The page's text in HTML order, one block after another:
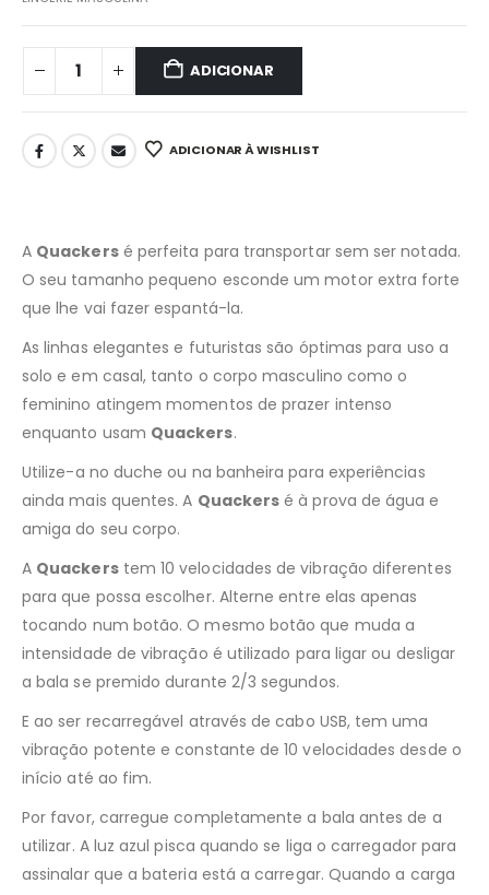
ADICIONAR
ADICIONAR À WISHLIST
A Quackersé perfeita para transportar sem ser notada.
O seu tamanho pequeno esconde um motor extra forte
que lhe vai fazer espantá-la.
As linhas elegantes e futuristas são óptimas para uso a
solo e em casal, tanto o corpo masculino como o
feminino atingem momentos de prazer intenso
enquanto usam Quackers.
Utilize-a no duche ou na banheira para experiências
ainda mais quentes. A Quackers é à prova de água e
amiga do seu corpo.
A Quackerstem 10 velocidades de vibração diferentes
para que possa escolher. Alterne entre elas apenas
tocando num botão. O mesmo botão que muda a
intensidade de vibração é utilizado para ligar ou desligar
a bala se premido durante 2/3 segundos.
E ao ser recarregável através de cabo USB, tem uma
vibração potente e constante de 10 velocidades desde o
início até ao fim.
Por favor, carregue completamente a bala antes de a
utilizar. A luz azul pisca quando se liga o carregador para
assinalar que a bateria está a carregar. Quando a carga